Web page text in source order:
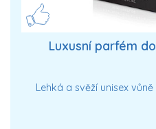
Luxusní parfém
Lehká a svěží unisex